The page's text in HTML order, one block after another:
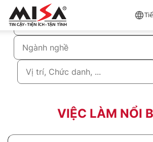
VIỆC LÀM NỔI